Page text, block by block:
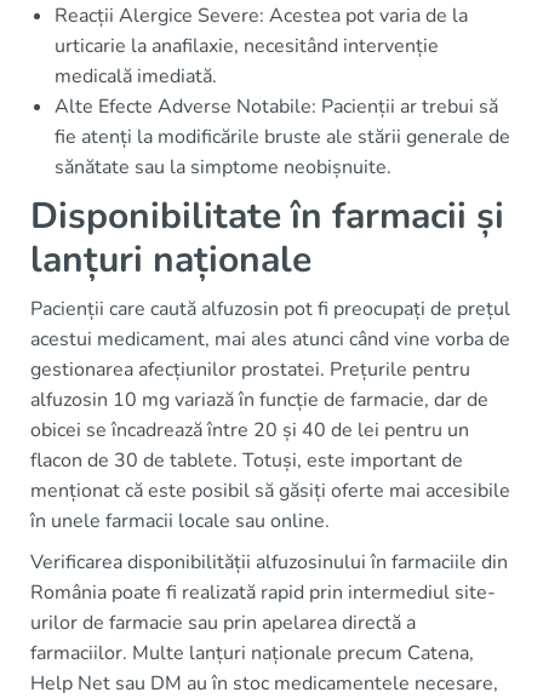
Reacții Alergice Severe: Acestea pot varia de la
urticarie la anafilaxie, necesitând intervenție
medicală imediată.
Alte Efecte Adverse Notabile: Pacienții ar trebui să
fie atenți la modificările bruste ale stării generale de
sănătate sau la simptome neobișnuite.
Disponibilitate în farmacii și
lanțuri naționale
Pacienții care caută alfuzosin pot fi preocupați de prețul
acestui medicament, mai ales atunci când vine vorba de
gestionarea afecțiunilor prostatei. Prețurile pentru
alfuzosin 10 mg variază în funcție de farmacie, dar de
obicei se încadrează între 20 și 40 de lei pentru un
flacon de 30 de tablete. Totuși, este important de
menționat că este posibil să găsiți oferte mai accesibile
în unele farmacii locale sau online.
Verificarea disponibilității alfuzosinului în farmaciile din
România poate fi realizată rapid prin intermediul site-
urilor de farmacie sau prin apelarea directă a
farmaciilor. Multe lanțuri naționale precum Catena,
Help Net sau DM au în stoc medicamentele necesare,